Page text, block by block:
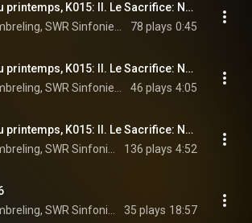
Le sacre du printemps, K015: II. Le Sacrifice: No. 12, Évocation des ancêtres
78 plays 0:45
Le sacre du printemps, K015: II. Le Sacrifice: No. 13, Action rituelle des ancêtres
46 plays 4:05
Le sacre du printemps, K015: II. Le Sacrifice: No. 14, Danse sacrale
136 plays 4:52
35 plays 18:57